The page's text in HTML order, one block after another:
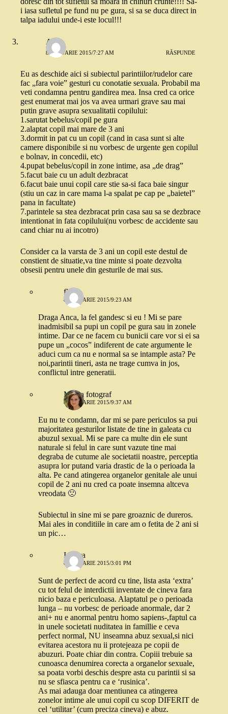
i iasa sufletul pe fund nu pe gura, si sa se duca direct in
talpa iadului unde-i este locul!!!
Anca
8 IANUARIE 2015/7:27 AM RĂSPUNDE
Eu as deschide aici si subiectul parintiilor/rudelor care
fac „fara voie” gesturi cu conotatie sexuala. Probabil ma
veti condamna pentru gandirea mea. Insa cred ca orice
gest enumerat mai jos va avea urmari grave sau mai
putin grave asupra sexualitatii copilului:
1.sarutat bebelus/copil pe gura
2.alaptat copil mai mare de 3 ani
3.dormit in pat cu un copil (cand in casa sunt si alte
camere disponibile si nu vorbesc de urgente gen copilul
e bolnav, in concedii, etc)
4.pupat bebelus/copil in zone intime, asa „de drag”
5.facut baie cu un adult dezbracat
6.facut baie unui copil care stie sa-si faca baie singur
(stiu un caz in care mama l-a spalat pe cap pe „baietel”
pana in facultate)
7.parintele sa stea dezbracat prin casa sau sa se dezbrace
intentionat in fata copilului(nu vorbesc de accidente sau
cand chiar nu ai incotro)
Consider ca la varsta de 3 ani un copil este destul de
constient de situatie,va tine minte si poate dezvolta
obsesii pentru unele din gesturile de mai sus.
flori
8 IANUARIE 2015/9:23 AM
Draga Anca, la fel gandesc si eu ! Mi se pare
inadmisibil sa pupi un copil pe gura sau in zonele
intime. Dar ce ne facem cu bunicii care vor si ei sa
pupe un „cocos” indiferent de cate argumente le
aduci cum ca nu e normal sa se intample asta? Pe
noi,parintii tineri, asta ne trage cumva in jos,
conflictul intre generatii.
Mama fotograf
8 IANUARIE 2015/9:37 AM
Eu nu te condamn, dar mi se pare periculos sa pui
majoritatea gesturilor listate de tine in galeata cu
abuzul sexual. Mi se pare ca multe din ele sunt
naturale si felul in care sunt vazute tine mai
degraba de cutume ale societatii noastre, perceptia
asupra lor putand varia drastic de la o perioada la
alta. Pe cand atingerea organelor genitale ale unui
copil de 2 ani nu cred ca poate insemna altceva
vreodata 🙁
Subiectul in sine mi se pare groaznic de dureros.
Mai ales in conditiile in care am o fetita de 2 ani si
un pic…
Ionuca
8 IANUARIE 2015/3:01 PM
Sunt de perfect de acord cu tine, lista asta ‘extra’
cu tot felul de interdictii inventate de cineva fara
nicio baza e periculoasa. Alaptatul pe o perioada
lunga – nu vorbesc de perioade anormale, dar 2
ani+ nu e anormal pentru homo sapiens-,faptul ca
in unele societati nuditatea in famillie e ceva
perfect normal, NU inseamna abuz sexual,si nici
evitarea acestora nu ii protejeaza pe copii de
abuzuri. Poate chiar din contra. Copiii trebuie sa
cunoasca denumirea corecta a organelor sexuale,
sa poata vorbi deschis despre asta cu parintii si sa
nu se sfiasca pentru ca e ‘rusinica’.
As mai adauga doar mentiunea ca atingerea
zonelor intime ale unui copil cu scop DIFERIT de
cel ‘utilitar’ (cum preciza cineva) e abuz.